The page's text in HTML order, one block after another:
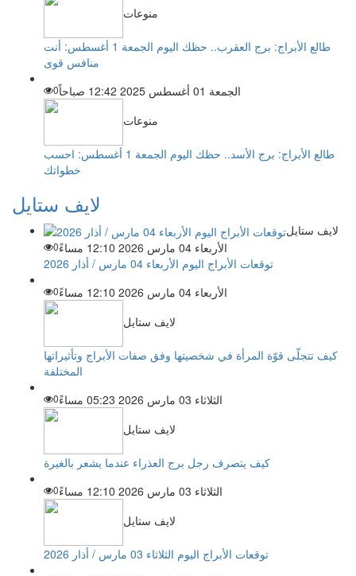
منوعات
طالع الأبراج: برج العقرب.. حظك اليوم الجمعة 1 أغسطس: أنت
منافس قوى
الجمعة 01 أغسطس 2025 12:42 صباحاً
0
منوعات
طالع الأبراج: برج الأسد.. حظك اليوم الجمعة 1 أغسطس: احسب
خطواتك
لايف ستايل
لايف ستايل
الأربعاء 04 مارس 2026 12:10 مساءً
0
توقعات الأبراج اليوم الأربعاء 04 مارس / أذار 2026
الأربعاء 04 مارس 2026 12:10 مساءً
0
لايف ستايل
كيف تتجلّى قوّة المرأة في شخصيتها وفق صفات الأبراج وتأثيراتها
المختلفة
الثلاثاء 03 مارس 2026 05:23 مساءً
0
لايف ستايل
كيف يتصرف رجل برج العذراء عندما يشعر بالغيرة
الثلاثاء 03 مارس 2026 12:10 مساءً
0
لايف ستايل
توقعات الأبراج اليوم الثلاثاء 03 مارس / أذار 2026